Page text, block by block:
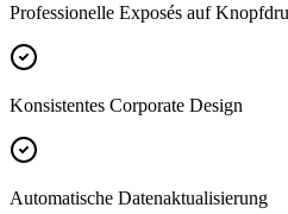
Professionelle Exposés auf
Konsistentes Corporate Design
Automatische Datenaktualisierung